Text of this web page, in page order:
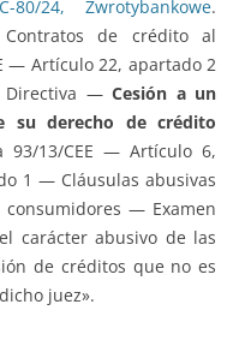
24, Zwrotybankowe.
de crédito al
— Artículo 22, apartado 2
Directiva —Cesión a un
su derecho de crédito
93/13/CEE — Artículo 6,
1 — Cláusulas abusivas
— Examen
carácter abusivo de las
de créditos que no es
juez».